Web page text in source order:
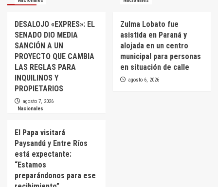
DESALOJO «EXPRES»: EL
SENADO DIO MEDIA
SANCIÓN A UN
PROYECTO QUE CAMBIA
LAS REGLAS PARA
INQUILINOS Y
PROPIETARIOS
agosto 7, 2026
Zulma Lobato fue
asistida en Paraná y
alojada en un centro
municipal para personas
en situación de calle
agosto 6, 2026
Nacionales
El Papa visitará
Paysandú y Entre Ríos
está expectante:
“Estamos
preparándonos para ese